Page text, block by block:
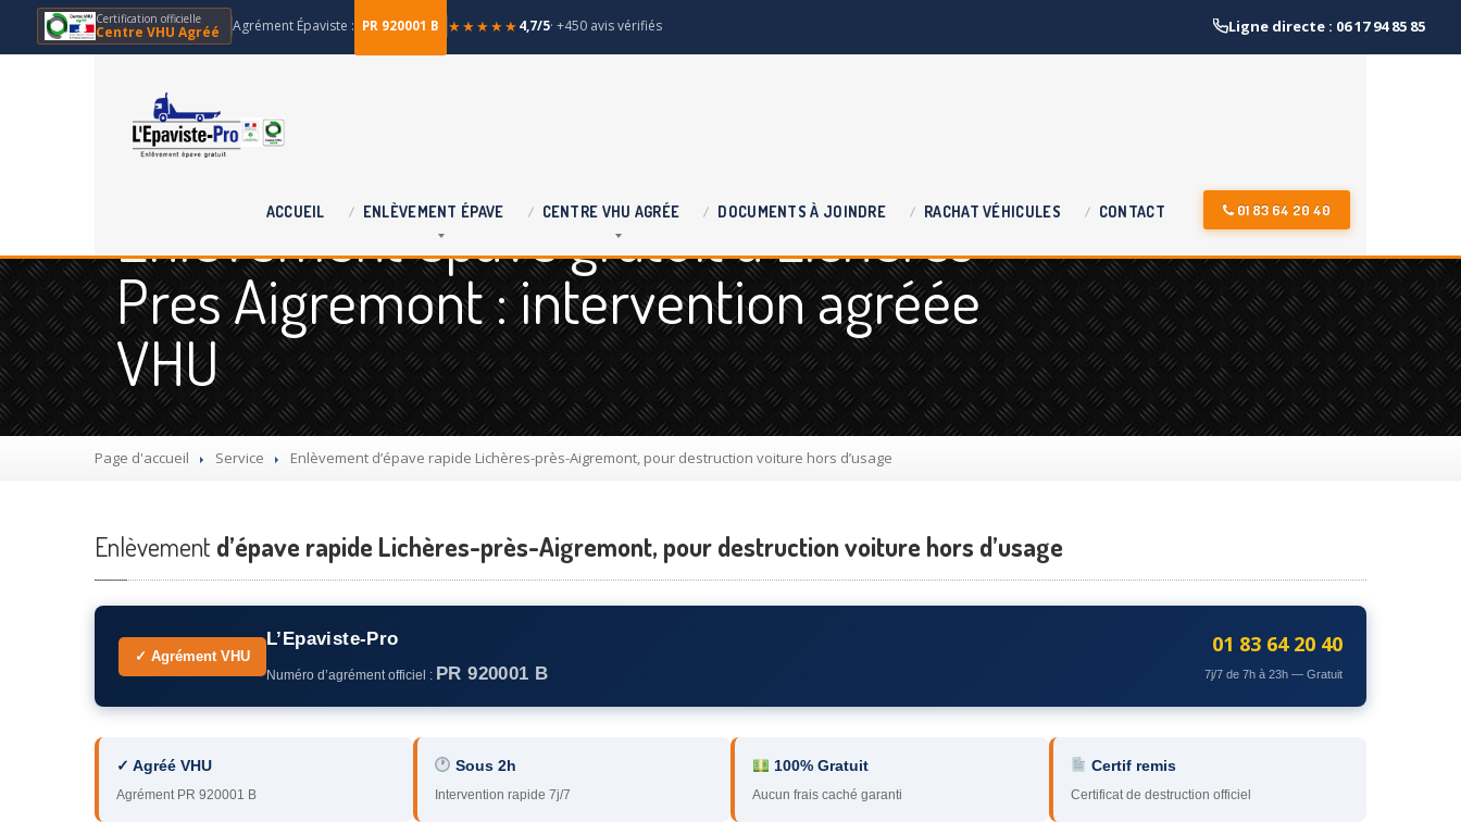
Certification officielle
Centre VHU Agréé Agrément Épaviste : PR 920001 B ★★★★★4,7/5· +450 avis vérifiés Ligne directe : 06 17 94 85 85
ACCUEIL ENLÈVEMENT ÉPAVE CENTRE VHU AGRÉE DOCUMENTS À JOINDRE RACHAT VÉHICULES CONTACT 01 83 64 20 40
Enlèvement épave gratuit à Licheres
Pres Aigremont : intervention agréée
VHU
Page d'accueil Service Enlèvement d’épave rapide Lichères-près-Aigremont, pour destruction voiture hors d’usage
Enlèvement d’épave rapide Lichères-près-Aigremont, pour destruction voiture hors d’usage
✓ Agrément VHU
L’Epaviste-Pro
Numéro d’agrément officiel : PR 920001 B
01 83 64 20 40
7j/7 de 7h à 23h — Gratuit
✓ Agréé VHU
Agrément PR 920001 B
Sous 2h
Intervention rapide 7j/7
100% Gratuit
Aucun frais caché garanti
Certif remis
Certificat de destruction officiel